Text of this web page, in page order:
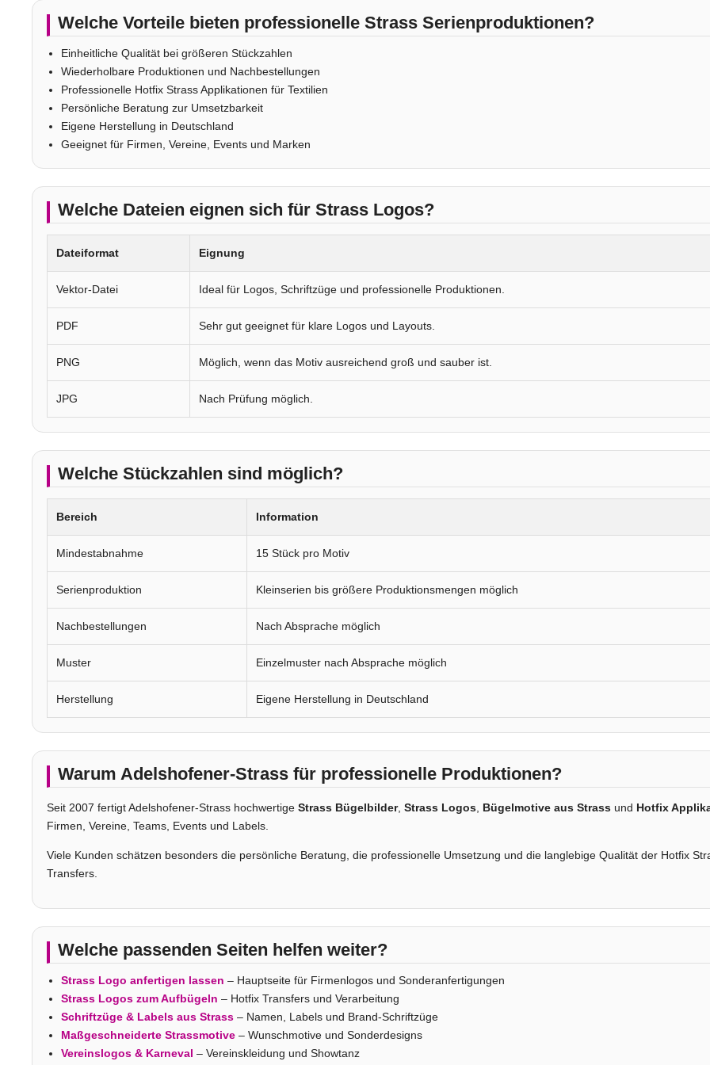
Welche Vorteile bieten professionelle Strass Serienproduktionen?
Einheitliche Qualität bei größeren Stückzahlen
Wiederholbare Produktionen und Nachbestellungen
Professionelle Hotfix Strass Applikationen für Textilien
Persönliche Beratung zur Umsetzbarkeit
Eigene Herstellung in Deutschland
Geeignet für Firmen, Vereine, Events und Marken
Welche Dateien eignen sich für Strass Logos?
Dateiformat Eignung
Vektor-Datei Ideal für Logos, Schriftzüge und professionelle Produktionen.
PDF Sehr gut geeignet für klare Logos und Layouts.
PNG Möglich, wenn das Motiv ausreichend groß und sauber ist.
JPG Nach Prüfung möglich.
Welche Stückzahlen sind möglich?
Bereich Information
Mindestabnahme 15 Stück pro Motiv
Serienproduktion Kleinserien bis größere Produktionsmengen möglich
Nachbestellungen Nach Absprache möglich
Muster Einzelmuster nach Absprache möglich
Herstellung Eigene Herstellung in Deutschland
Warum Adelshofener-Strass für professionelle Produktionen?
Seit 2007 fertigt Adelshofener-Strass hochwertige Strass Bügelbilder, Strass Logos Bügelmotive aus Strass und Hotfix
Firmen, Vereine, Teams, Events und Labels.
Viele Kunden schätzen besonders die persönliche Beratung, die professionelle Umsetzung und die langlebige Qualität der Hotfix
Transfers.
Welche passenden Seiten helfen weiter?
Strass Logo anfertigen lassen – Hauptseite für Firmenlogos und Sonderanfertigungen
Strass Logos zum Aufbügeln – Hotfix Transfers und Verarbeitung
Schriftzüge & Labels aus Strass – Namen, Labels und Brand-Schriftzüge
Maßgeschneiderte Strassmotive – Wunschmotive und Sonderdesigns
Vereinslogos & Karneval – Vereinskleidung und Showtanz